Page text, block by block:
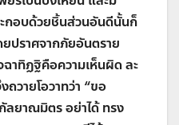
กอบด้วยชิ้นส่วนอันดีนั้นก็
ปราศจากภัยอันตราย
ฉาทิฏฐิคือความเห็นผิด ละ
วายโอวาทว่า “ขอ
ลยาณมิตร อย่าได้ ทรง